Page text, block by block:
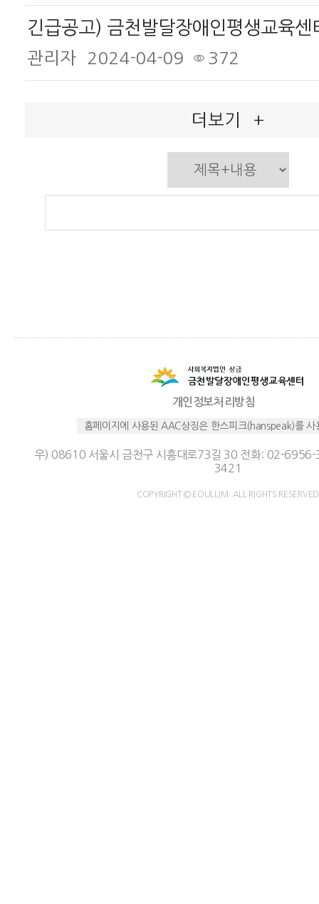
관리자 2024-04-09 372
더보기 +
개인정보처리방침
홈페이지에 사용된 AAC상징은 한스피크(hanspeak)를 사
우) 08610 서울시 금천구 시흥대로73길 30 전화: 02-
3421
COPYRIGHT © EOULLIM. ALL RIGHTS RESERVED